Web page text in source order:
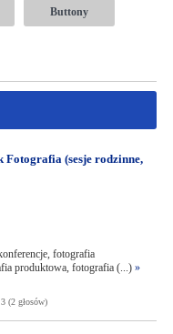
Buttony
Fotografia (sesje rodzinne,
fotografia
produktowa, fotografia (...) »
(2 głosów)